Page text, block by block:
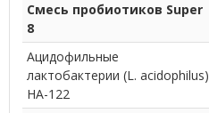
Смесь пробиотиков Super
8
Ацидофильные
лактобактерии (L. acidophilus)
HA-122